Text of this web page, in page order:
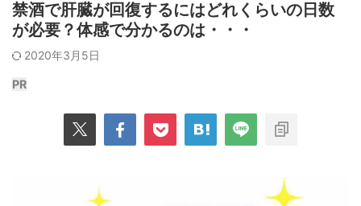
禁酒で肝臓が回復するにはどれくらいの日数
が必要？体感で分かるのは・・・
2020年3月5日
PR